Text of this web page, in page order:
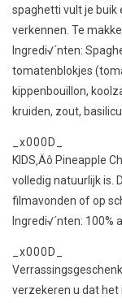
spaghetti vult je buik
verkennen. Te
Ingredi√´nten:
tomatenblokjes
kippenbouillon,
kruiden, zout,
_x000D_
KIDS‚Äô Pineapple
volledig natuurlijk is.
filmavonden of op
Ingredi√´nten: 100%
_x000D_
verzekeren u dat het